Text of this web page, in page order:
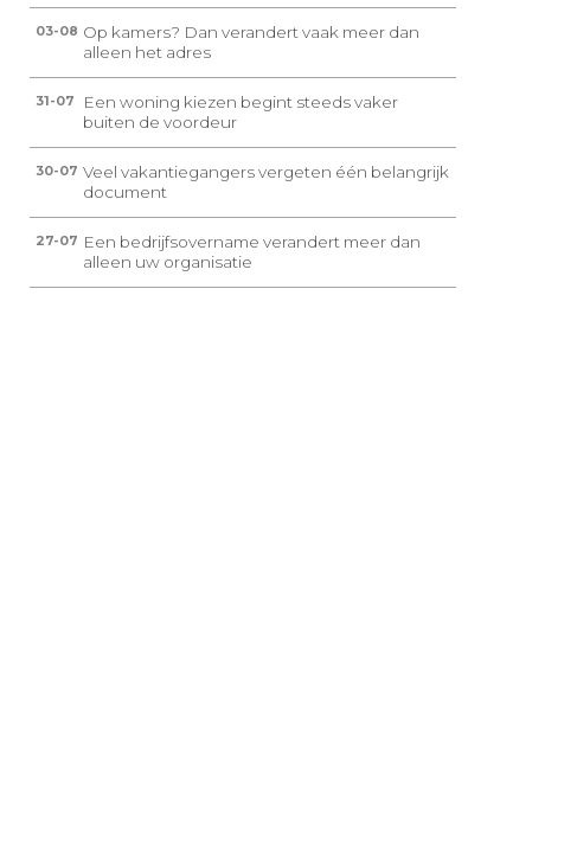
03-08 Op kamers? Dan verandert vaak meer dan
alleen het adres
31-07
Een woning kiezen begint steeds vaker
buiten de voordeur
30-07 Veel vakantiegangers vergeten één belangrijk
document
27-07 Een bedrijfsovername verandert meer dan
alleen uw organisatie